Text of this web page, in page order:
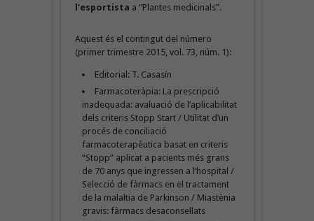
l’esportista a “Plantes medicinals”.
Aquest és el contingut del número
(primer trimestre 2015, vol. 73, núm. 1):
Editorial: T. Casasín
Farmacoteràpia: La prescripció
inadequada: avaluació de l’aplicabilitat
dels criteris Stopp Start / Utilitat d’un
procés de conciliació
farmacoterapèutica basat en criteris
“Stopp” aplicat a pacients més grans
de 70 anys que ingressen a l’hospital /
Selecció de fàrmacs en el tractament
de la malaltia de Parkinson / Miastènia
gravis: fàrmacs desaconsellats